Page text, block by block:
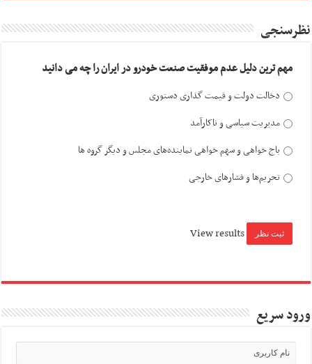
نظرسنجی
مهم ترین دلیل عدم موفقیت صنعت خودرو در ایران را چه می دانید
دخالت دولت و قیمت گذاری دستوری
مدیریت سیاسی و ناکارآمد
باج خواهی و سهم خواهی نماینده‌های مجلس و دیگر گروه ها
تحریم‌ها و فشارهای خارجی
View results
ورود سریع